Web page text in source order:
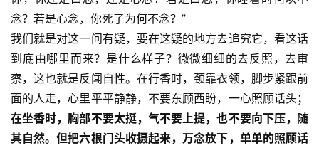
八
点
僧
音
高
僧
访
念？若是心念，你死了为何不念？”
我们就是对这一问有疑，要在这疑的地方去追究它，看这话
到底由哪里而来？是什么样子？微微细细的去反照，去审
察，这也就是反闻自性。在行香时，颈靠衣领，脚步紧跟前
面的人走，心里平平静静，不要东顾西盼，一心照顾话头；
在坐香时，胸部不要太挺，气不要上提，也不要向下压，随
其自然。但把六根门头收摄起来，万念放下，单单的照顾话